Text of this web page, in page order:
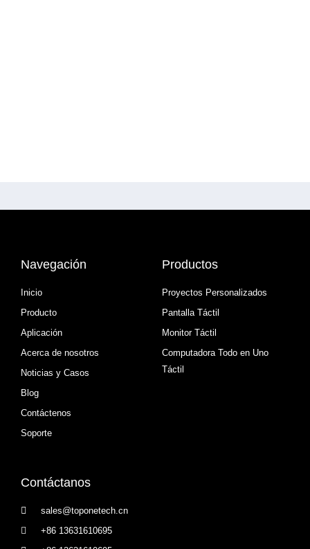
Navegación
Inicio
Producto
Aplicación
Acerca de nosotros
Noticias y Casos
Blog
Contáctenos
Soporte
Productos
Proyectos Personalizados
Pantalla Táctil
Monitor Táctil
Computadora Todo en Uno
Táctil
Contáctanos
sales@toponetech.cn
+86 13631610695